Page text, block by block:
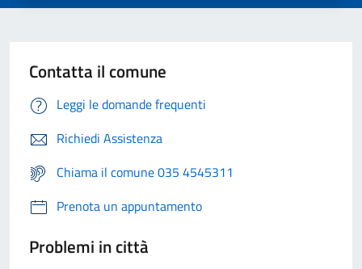
Contatta il comune
Leggi le domande frequenti
Richiedi Assistenza
Chiama il comune 035 4545311
Prenota un appuntamento
Problemi in città